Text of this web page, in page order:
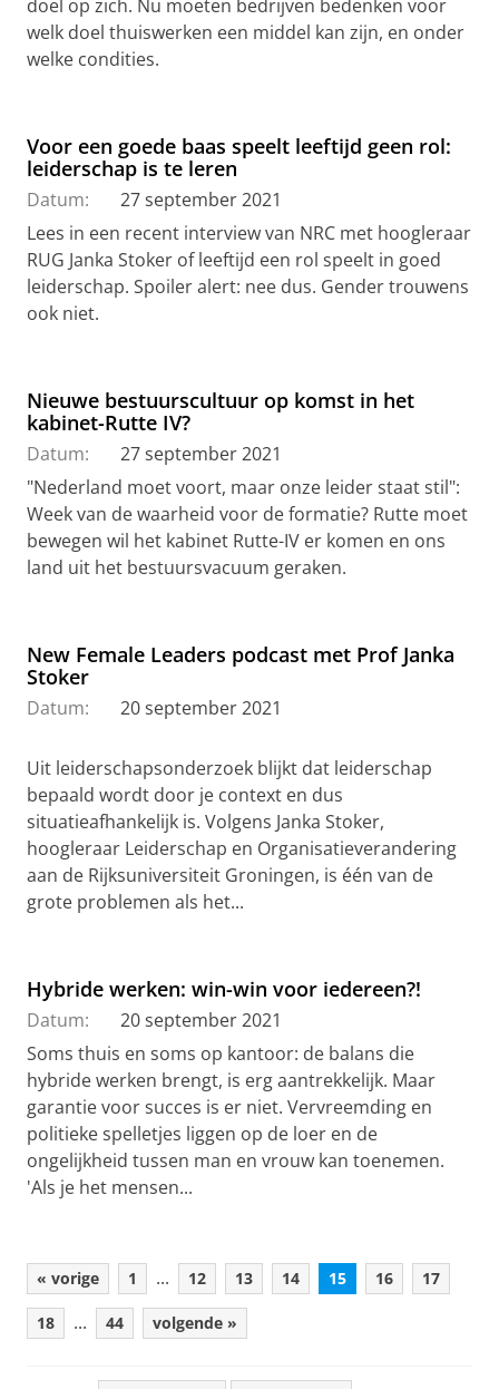
doel op zich. Nu moeten bedrijven bedenken voor
welk doel thuiswerken een middel kan zijn, en onder
welke condities.
Voor een goede baas speelt leeftijd geen rol:
leiderschap is te leren
Datum:
27 september 2021
Lees in een recent interview van NRC met hoogleraar
RUG Janka Stoker of leeftijd een rol speelt in goed
leiderschap. Spoiler alert: nee dus. Gender trouwens
ook niet.
Nieuwe bestuurscultuur op komst in het
kabinet-Rutte IV?
Datum:
27 september 2021
"Nederland moet voort, maar onze leider staat stil":
Week van de waarheid voor de formatie? Rutte moet
bewegen wil het kabinet Rutte-IV er komen en ons
land uit het bestuursvacuum geraken.
New Female Leaders podcast met Prof Janka
Stoker
Datum: 20 september 2021
Uit leiderschapsonderzoek blijkt dat leiderschap
bepaald wordt door je context en dus
situatieafhankelijk is. Volgens Janka Stoker,
hoogleraar Leiderschap en Organisatieverandering
aan de Rijksuniversiteit Groningen, is één van de
grote problemen als het...
Hybride werken: win-win voor iedereen?!
Datum:
20 september 2021
Soms thuis en soms op kantoor: de balans die
hybride werken brengt, is erg aantrekkelijk. Maar
garantie voor succes is er niet. Vervreemding en
politieke spelletjes liggen op de loer en de
ongelijkheid tussen man en vrouw kan toenemen.
'Als je het mensen...
« vorige 1 ... 12 13 14 15 16 17
18 ... 44 volgende »